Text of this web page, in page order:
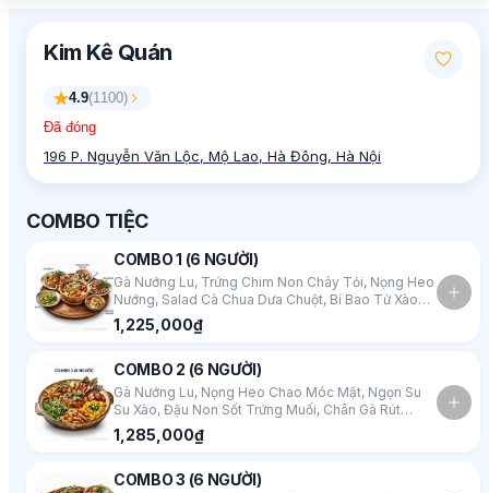
Kim Kê Quán
4.9(1100)
Đã đóng
196 P. Nguyễn Văn Lộc, Mộ Lao, Hà Đông, Hà Nội
COMBO TIỆC
COMBO 1 (6 NGƯỜI)
Gà Nướng Lu, Trứng Chim Non Cháy Tỏi, Nọng Heo
Nướng, Salad Cà Chua Dưa Chuột, Bí Bao Tử Xào
Tỏi, Lẩu Riêu Cua
1,225,000₫
COMBO 2 (6 NGƯỜI)
Gà Nướng Lu, Nọng Heo Chao Móc Mật, Ngọn Su
Su Xào, Đậu Non Sốt Trứng Muối, Chân Gà Rút
Xương Sả Tắc, Lẩu Tôm Bầu
1,285,000₫
COMBO 3 (6 NGƯỜI)